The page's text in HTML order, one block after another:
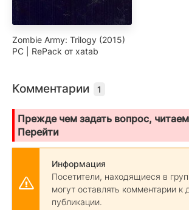
Zombie Army: Trilogy (2015)
PC | RePack от xatab
Комментарии 1
Прежде чем задать вопрос, читаем
Перейти
Информация
Посетители, находящиеся в
могут оставлять комментарии к
публикации.